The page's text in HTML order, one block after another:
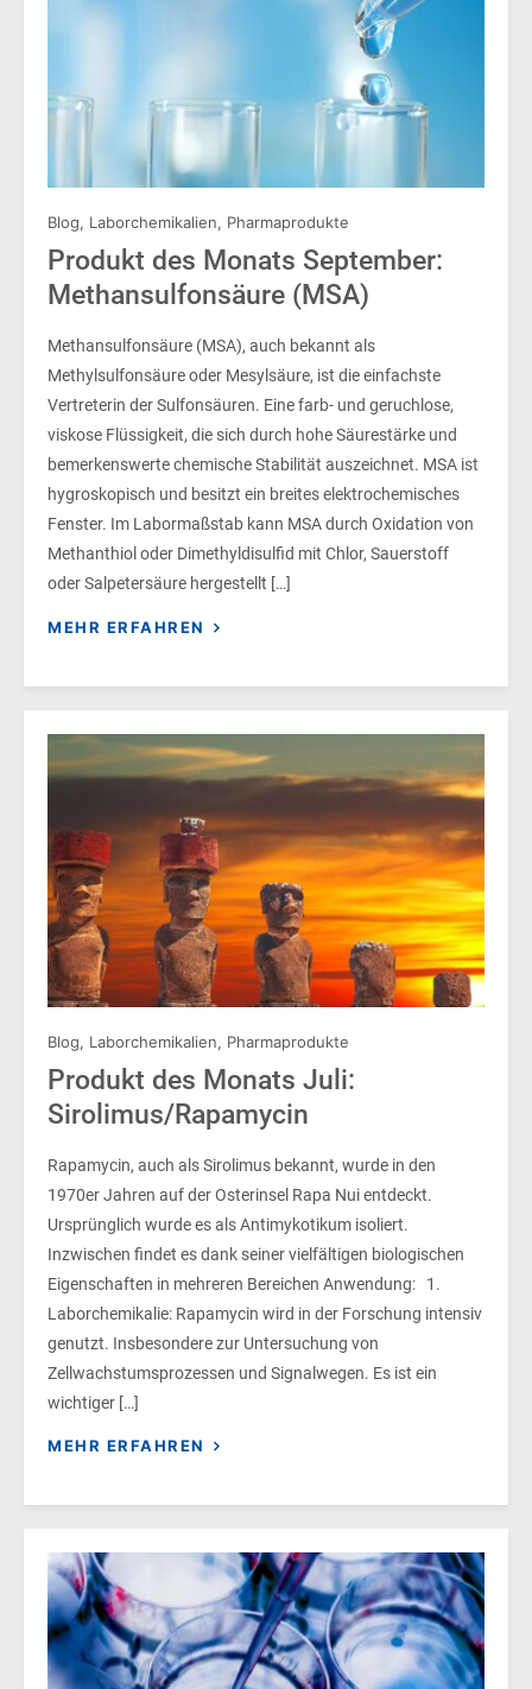
Blog, Laborchemikalien, Pharmaprodukte
Produkt des Monats September:
Methansulfonsäure (MSA)
Methansulfonsäure (MSA), auch bekannt als
Methylsulfonsäure oder Mesylsäure, ist die einfachste
Vertreterin der Sulfonsäuren. Eine farb- und geruchlose,
viskose Flüssigkeit, die sich durch hohe Säurestärke und
bemerkenswerte chemische Stabilität auszeichnet. MSA ist
hygroskopisch und besitzt ein breites elektrochemisches
Fenster. Im Labormaßstab kann MSA durch Oxidation von
Methanthiol oder Dimethyldisulfid mit Chlor, Sauerstoff
oder Salpetersäure hergestellt […]
MEHR ERFAHREN
Blog, Laborchemikalien, Pharmaprodukte
Produkt des Monats Juli:
Sirolimus/Rapamycin
Rapamycin, auch als Sirolimus bekannt, wurde in den
1970er Jahren auf der Osterinsel Rapa Nui entdeckt.
Ursprünglich wurde es als Antimykotikum isoliert.
Inzwischen findet es dank seiner vielfältigen biologischen
Eigenschaften in mehreren Bereichen Anwendung: 1.
Laborchemikalie: Rapamycin wird in der Forschung intensiv
genutzt. Insbesondere zur Untersuchung von
Zellwachstumsprozessen und Signalwegen. Es ist ein
wichtiger […]
MEHR ERFAHREN